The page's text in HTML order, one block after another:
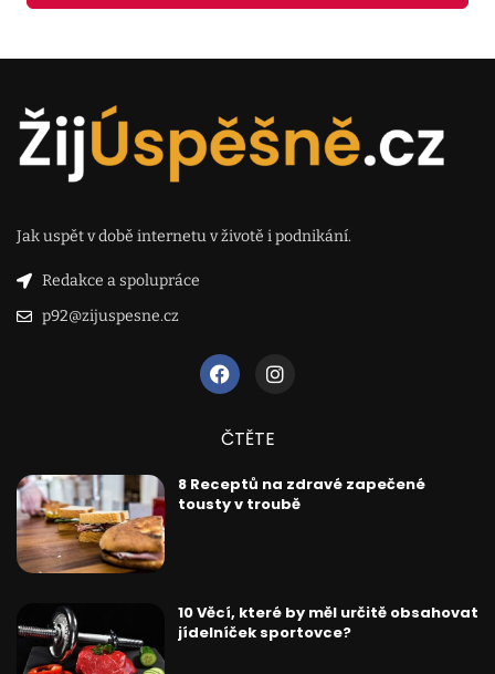
Jak uspět v době internetu v životě i podnikání.
Redakce a spolupráce
p92@zijuspesne.cz
ČTĚTE
8 Receptů na zdravé zapečené
tousty v troubě
10 Věcí, které by měl určitě obsahovat
jídelníček sportovce?